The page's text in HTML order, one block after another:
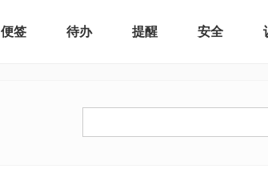
便签 待办 提醒 安全